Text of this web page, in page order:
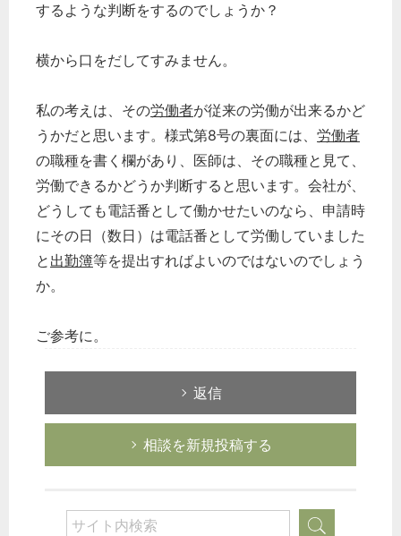
するような判断をするのでしょうか？
横から口をだしてすみません。
私の考えは、その労働者が従来の労働が出来るかど
うかだと思います。様式第8号の裏面には、 労働者
の職種を書く欄があり、医師は、その職種と見て、
労働できるかどうか判断すると思います。会社が、
どうしても電話番として働かせたいのなら、申請時
にその日（数日）は電話番として労働していました
と 出勤簿等を提出すればよいのではないのでしょう
か。
ご参考に。
返信
相談を新規投稿する